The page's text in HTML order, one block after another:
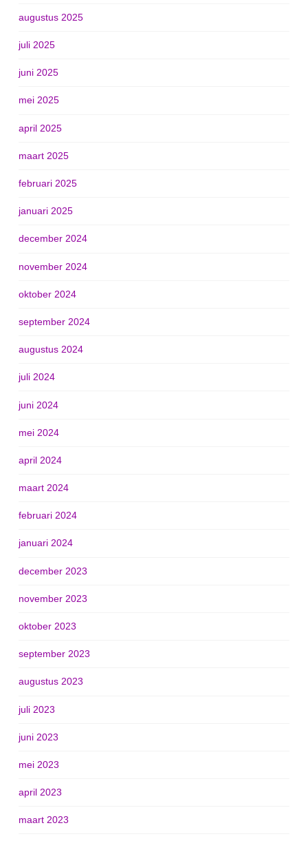
augustus 2025
juli 2025
juni 2025
mei 2025
april 2025
maart 2025
februari 2025
januari 2025
december 2024
november 2024
oktober 2024
september 2024
augustus 2024
juli 2024
juni 2024
mei 2024
april 2024
maart 2024
februari 2024
januari 2024
december 2023
november 2023
oktober 2023
september 2023
augustus 2023
juli 2023
juni 2023
mei 2023
april 2023
maart 2023